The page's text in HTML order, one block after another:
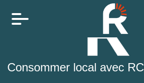
Consommer local avec